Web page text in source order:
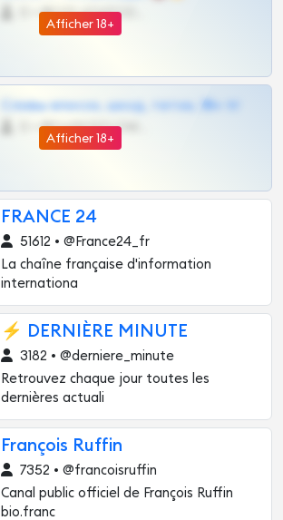
Afficher 18+
0 •
Afficher 18+
Сливы вписок, шкод, теток, 18+ тг
0 •
FRANCE 24
51612 • @France24_fr
La chaîne française d'information
internationa
⚡️ DERNIÈRE MINUTE
3182 • @derniere_minute
Retrouvez chaque jour toutes les
dernières actuali
François Ruffin
7352 • @francoisruffin
Canal public officiel de François Ruffin
bio.franc